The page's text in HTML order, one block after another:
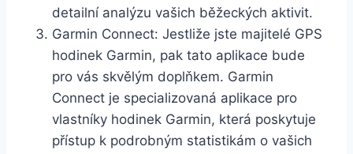
detailní analýzu vašich běžeckých aktivit.
Garmin Connect: Jestliže jste majitelé GPS
hodinek Garmin, pak tato aplikace bude
pro vás skvělým doplňkem. Garmin
Connect je specializovaná aplikace pro
vlastníky hodinek Garmin, která poskytuje
přístup k podrobným statistikám o vašich